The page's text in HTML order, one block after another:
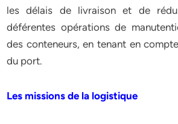
les délais de livraison et de
déférentes opérations de
des conteneurs, en tenant en
du port.
Les missions de la logistique